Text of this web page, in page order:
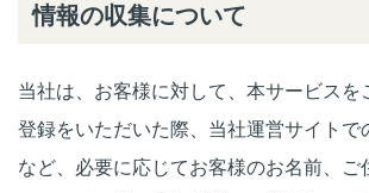
情報の収集について
当社は、お客様に対して、本サービスを
登録をいただいた際、当社運営サイトで
など、必要に応じてお客様のお名前、ご